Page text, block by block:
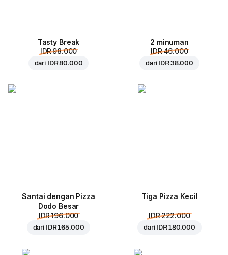
Tasty Break
IDR 98.000
dari IDR 80.000
2 minuman
IDR 46.000
dari IDR 38.000
Santai dengan Pizza
Dodo Besar
IDR 196.000
dari IDR 165.000
Tiga Pizza Kecil
IDR 222.000
dari IDR 180.000